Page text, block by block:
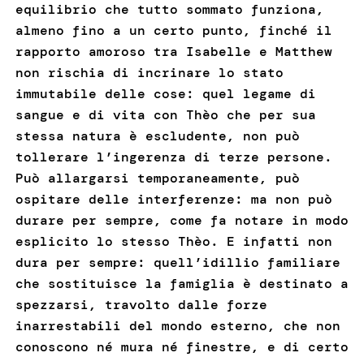
equilibrio che tutto sommato funziona,
almeno fino a un certo punto, finché il
rapporto amoroso tra Isabelle e Matthew
non rischia di incrinare lo stato
immutabile delle cose: quel legame di
sangue e di vita con Thèo che per sua
stessa natura è escludente, non può
tollerare l’ingerenza di terze persone.
Può allargarsi temporaneamente, può
ospitare delle interferenze: ma non può
durare per sempre, come fa notare in modo
esplicito lo stesso Thèo. E infatti non
dura per sempre: quell’idillio familiare
che sostituisce la famiglia è destinato a
spezzarsi, travolto dalle forze
inarrestabili del mondo esterno, che non
conoscono né mura né finestre, e di certo